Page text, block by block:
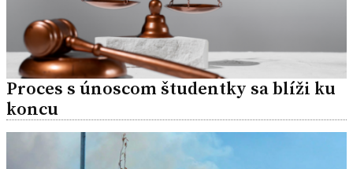
Proces s únoscom študentky sa blíži ku
koncu